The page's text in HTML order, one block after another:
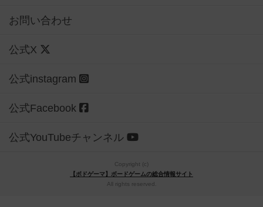
お問い合わせ
公式X
公式instagram
公式Facebook
公式YouTubeチャンネル
Copyright (c)
【ボドゲーマ】ボードゲームの総合情報サイト
All rights reserved.